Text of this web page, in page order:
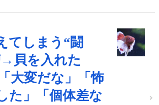
てしまう“闘
貝を入れた
変だな」「怖
た」「個体差な